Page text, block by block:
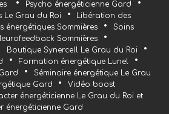
• Psycho énergéticienne Gard •
Le Grau du Roi•
Libération des
énergétiques Sommières•
Soins
Sommières•
Boutique Synercell Le Grau du Roi•
• Formation énergétique Lunel •
•
Séminaire énergétique Le Grau
Gard •
Vidéo boost
énergéticienne Le Grau du Roi et
énergéticienne Gard